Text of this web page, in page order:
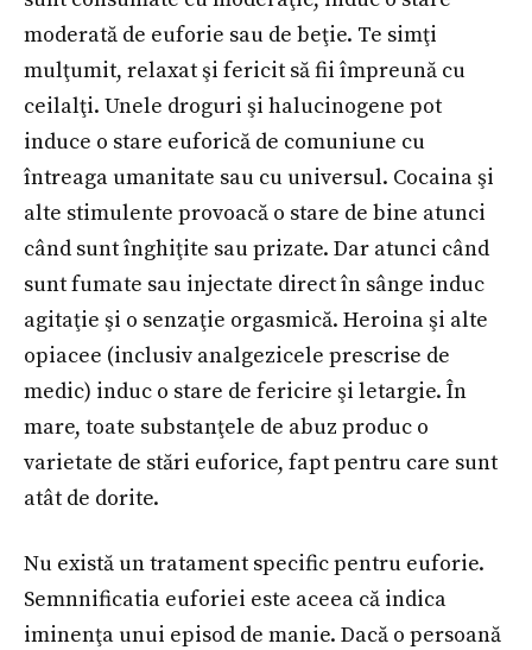
moderată de euforie sau de beţie. Te simţi
mulţumit, relaxat şi fericit să fii împreună cu
ceilalţi. Unele droguri şi halucinogene pot
induce o stare euforică de comuniune cu
întreaga umanitate sau cu universul. Cocaina şi
alte stimulente provoacă o stare de bine atunci
când sunt înghiţite sau prizate. Dar atunci când
sunt fumate sau injectate direct în sânge induc
agitaţie şi o senzaţie orgasmică. Heroina şi alte
opiacee (inclusiv analgezicele prescrise de
medic) induc o stare de fericire şi letargie. În
mare, toate substanţele de abuz produc o
varietate de stări euforice, fapt pentru care sunt
atât de dorite.
Nu există un tratament specific pentru euforie.
Semnnificatia euforiei este aceea că indica
iminenţa unui episod de manie. Dacă o persoană